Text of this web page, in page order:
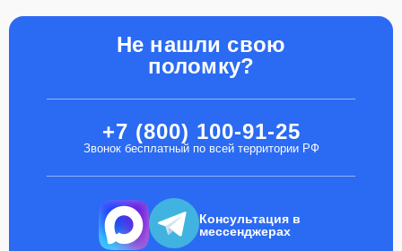
Не нашли свою
поломку?
+7 (800) 100-91-25
Звонок бесплатный по всей территории РФ
Консультация в
мессенджерах